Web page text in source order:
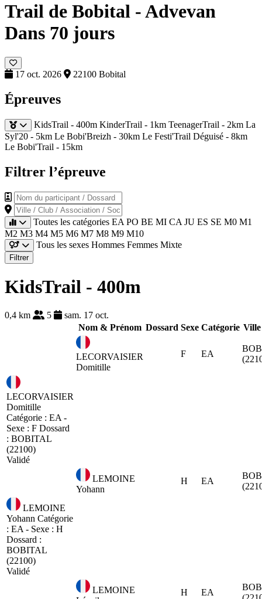
Trail de Bobital - Advevan
Dans 70 jours
17 oct. 2026 22100 Bobital
Épreuves
KidsTrail - 400m KinderTrail - 1km TeenagerTrail - 2km La
Syl'20 - 5km Le Bobi'Breizh - 30km Le Festi'Trail Déguisé - 8km
Le Bobi'Trail - 15km
Filtrer l’épreuve
Nom du participant / Dossard
Ville / Club / Association / Société
Toutes les catégories EA PO BE MI CA JU ES SE M0 M1
M2 M3 M4 M5 M6 M7 M8 M9 M10
Tous les sexes Hommes Femmes Mixte
Filtrer
KidsTrail - 400m
0,4 km 5
sam. 17 oct.
Nom & Prénom Dossard Sexe Catégorie
LECORVAISIER
Domitille
F EA
LECORVAISIER
Domitille
Catégorie : EA -
Sexe : F Dossard
: BOBITAL
(22100)
Validé
LEMOINE
Yohann
H EA
LEMOINE
Yohann Catégorie
: EA - Sexe : H
Dossard :
BOBITAL
(22100)
Validé
LEMOINE
H EA